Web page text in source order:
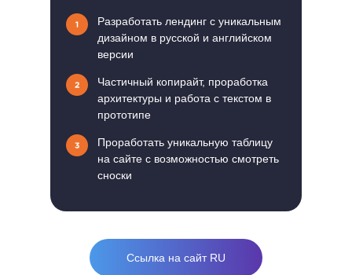
Разработать лендинг с уникальным
дизайном в русской и английском
версии
Частичный копирайт, проработка
архитектуры и работа с текстом в
прототипе
Проработать уникальную таблицу
на сайте с возможностью смотреть
сноски
Ссылка на сайт RU